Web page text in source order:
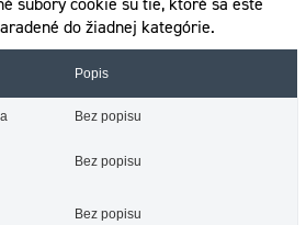
do žiadnej kategórie.
Popis
Bez popisu
Bez popisu
Bez popisu